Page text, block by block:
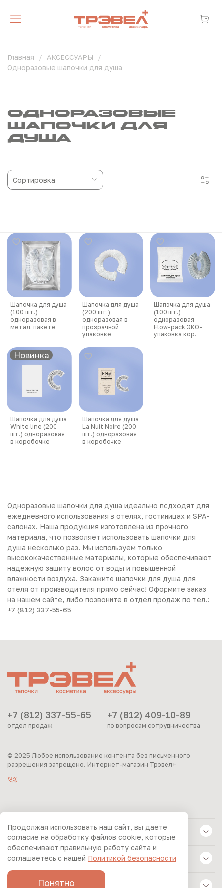
Главная
АКСЕССУАРЫ
Одноразовые шапочки для душа
Одноразовые
шапочки для
душа
Шапочка для душа
(100 шт.)
одноразовая в
метал. пакете
Шапочка для душа
(200 шт.)
одноразовая в
прозрачной
упаковке
Шапочка для душа
(100 шт.)
одноразовая
Flow-pack ЭКО-
упаковка кор.
Новинка
Шапочка для душа
White line (200
шт.) одноразовая
в коробочке
Шапочка для душа
La Nuit Noire (200
шт.) одноразовая
в коробочке
Одноразовые шапочки для душа идеально подходят для
ежедневного использования в отелях, гостиницах и SPA-
салонах. Наша продукция изготовлена из прочного
материала, что позволяет использовать шапочки для
душа несколько раз. Мы используем только
высококачественные материалы, которые обеспечивают
надежную защиту волос от воды и повышенной
влажности воздуха. Закажите шапочки для душа для
отеля от производителя прямо сейчас! Оформите заказ
на нашем сайте, либо позвоните в отдел продаж по тел.:
+7 (812) 337-55-65
ИНФОРМАЦИЯ
АССОРТИМЕНТ
+7 (812) 337-55-65
отдел продаж
+7 (812) 409-10-89
по вопросам сотрудничества
© 2025 Любое использование контента без письменного
разрешения запрещено. Интернет-магазин Трэвел+
Продолжая использовать наш сайт, вы даете
согласие на обработку файлов cookie, которые
обеспечивают правильную работу сайта и
соглашаетесь с нашей Политикой безопасности
Понятно